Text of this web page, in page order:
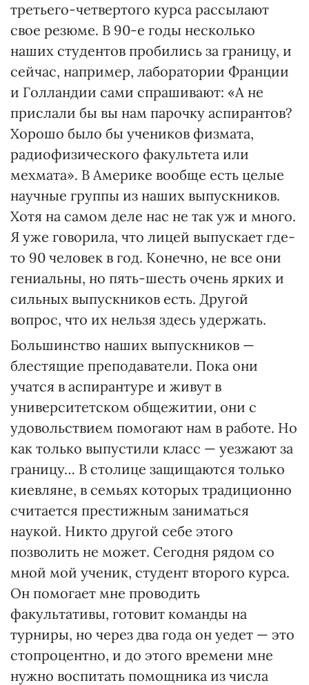
третьего-четвертого курса рассылают
свое резюме. В 90-е годы несколько
наших студентов пробились за границу, и
сейчас, например, лаборатории Франции
и Голландии сами спрашивают: «А не
прислали бы вы нам парочку аспирантов?
Хорошо было бы учеников физмата,
радиофизического факультета или
мехмата». В Америке вообще есть целые
научные группы из наших выпускников.
Хотя на самом деле нас не так уж и много.
Я уже говорила, что лицей выпускает где-
то 90 человек в год. Конечно, не все они
гениальны, но пять-шесть очень ярких и
сильных выпускников есть. Другой
вопрос, что их нельзя здесь удержать.
Большинство наших выпускников —
блестящие преподаватели. Пока они
учатся в аспирантуре и живут в
университетском общежитии, они с
удовольствием помогают нам в работе. Но
как только выпустили класс — уезжают за
границу… В столице защищаются только
киевляне, в семьях которых традиционно
считается престижным заниматься
наукой. Никто другой себе этого
позволить не может. Сегодня рядом со
мной мой ученик, студент второго курса.
Он помогает мне проводить
факультативы, готовит команды на
турниры, но через два года он уедет — это
стопроцентно, и до этого времени мне
нужно воспитать помощника из числа